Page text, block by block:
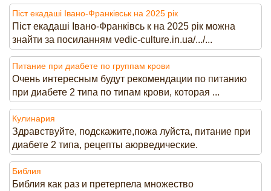
Піст екадаші Івано-Франківськ на 2025 рік
Піст екадаші Івано-Франківсь к на 2025 рік можна
знайти за посиланням vedic-culture.in.ua/.../...
Питание при диабете по группам крови
Очень интересным будут рекомендации по питанию
при диабете 2 типа по типам крови, которая ...
Кулинария
Здравствуйте, подскажите,пожа луйста, питание при
диабете 2 типа, рецепты аюрведические.
Библия
Библия как раз и претерпела множество